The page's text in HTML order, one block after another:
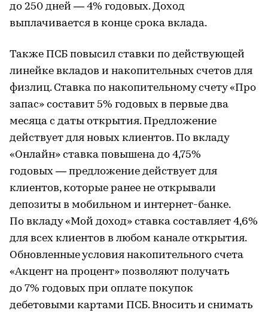
до 250 дней — 4% годовых. Доход
выплачивается в конце срока вклада.
Также ПСБ повысил ставки по действующей
линейке вкладов и накопительных счетов для
физлиц. Ставка по накопительному счету «Про
запас» составит 5% годовых в первые два
месяца с даты открытия. Предложение
действует для новых клиентов. По вкладу
«Онлайн» ставка повышена до 4,75%
годовых — предложение действует для
клиентов, которые ранее не открывали
депозиты в мобильном и интернет-банке.
По вкладу «Мой доход» ставка составляет 4,6%
для всех клиентов в любом канале открытия.
Обновленные условия накопительного счета
«Акцент на процент» позволяют получать
до 7% годовых при оплате покупок
дебетовыми картами ПСБ. Вносить и снимать